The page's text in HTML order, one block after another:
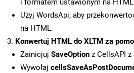
i formatem ustawionym na
Użyj WordsApi, aby
na HTML.
Konwertuj HTML do XLTM za
Zainicjuj SaveOption z CellsAPI z
Wywołaj